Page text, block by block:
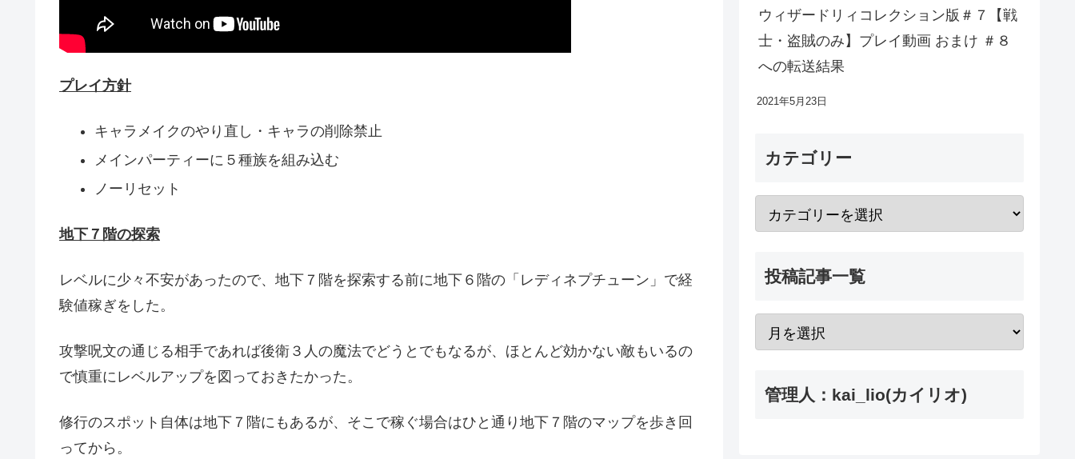
プレイ方針
キャラメイクのやり直し・キャラの削除禁止
メインパーティーに５種族を組み込む
ノーリセット
地下７階の探索
レベルに少々不安があったので、地下７階を探索する前に地下６階の「レディネプチューン」で経
験値稼ぎをした。
攻撃呪文の通じる相手であれば後衛３人の魔法でどうとでもなるが、ほとんど効かない敵もいるの
で慎重にレベルアップを図っておきたかった。
修行のスポット自体は地下７階にもあるが、そこで稼ぐ場合はひと通り地下７階のマップを歩き回
ってから。
ウィザードリィコレクション版＃７【戦
士・盗賊のみ】プレイ動画 おまけ ＃８
への転送結果
2021年5月23日
カテゴリー
投稿記事一覧
管理人：kai_lio(カイリオ)